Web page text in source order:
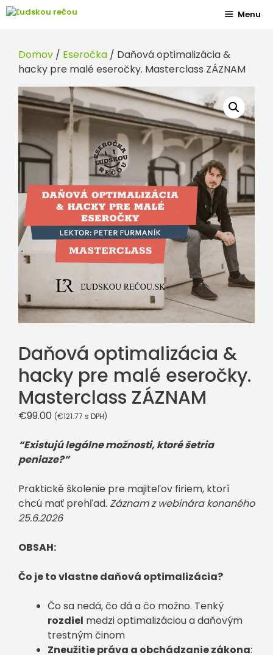
Preskočiť
Menu
Domov / Eseročka / Daňová optimalizácia &
hacky pre malé eseročky. Masterclass ZÁZNAM
Daňová optimalizácia &
hacky pre malé eseročky.
Masterclass ZÁZNAM
€99.00 (€121.77 s DPH)
“Existujú legálne možnosti, ktoré šetria
peniaze?”
Praktické školenie pre majiteľov firiem, ktorí
chcú mať prehľad. Záznam z webinára konaného
25.6.2026
OBSAH:
Čo je to vlastne daňová optimalizácia?
Čo sa nedá, čo dá a čo možno. Tenký
rozdiel medzi optimalizáciou a daňovým
trestným činom
Zneužitie práva a obchádzanie zákona: